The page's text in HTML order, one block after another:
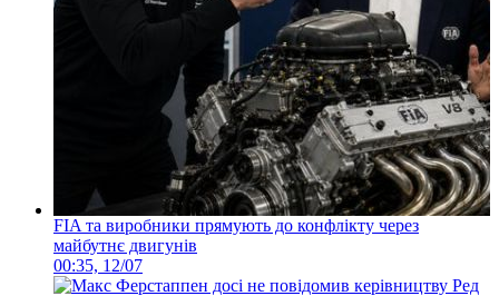
FIA та виробники прямують до конфлікту через
майбутнє двигунів
00:35, 12/07